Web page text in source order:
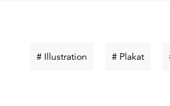
# IllustrationSchlüsselwort
# Plakat